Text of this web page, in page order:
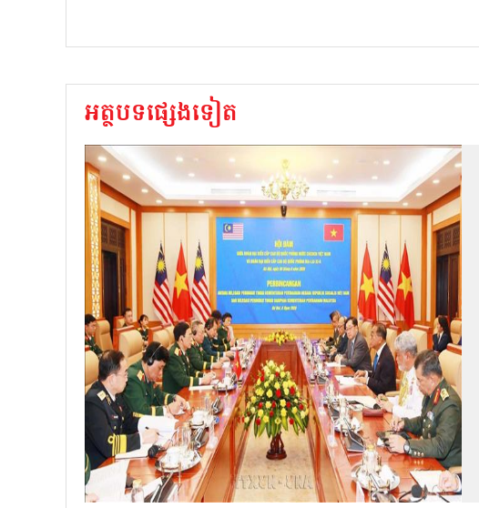
អត្ថបទផ្សេងទៀត